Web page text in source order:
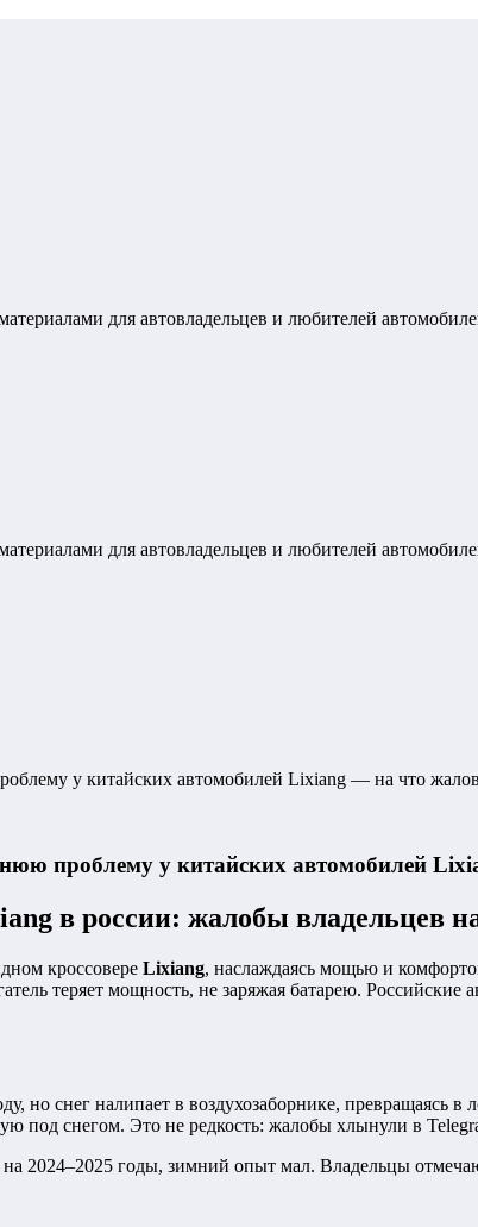
для автовладельцев и любителей
для автовладельцев и любителей
у китайских автомобилей Lixiang — на что
проблему у китайских автомобилей
в россии: жалобы владельцев
кроссовере Lixiang, наслаждаясь мощью и
теряет мощность, не заряжая батарею. Российские
но снег налипает в воздухозаборнике,
под снегом. Это не редкость: жалобы хлынули в
2024–2025 годы, зимний опыт мал. Владельцы